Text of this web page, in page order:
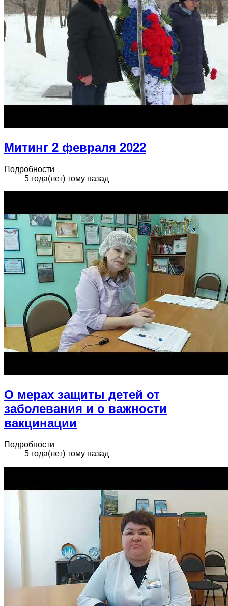
Митинг 2 февраля 2022
Подробности
5 года(лет) тому назад
О мерах защиты детей от
заболевания и о важности
вакцинации
Подробности
5 года(лет) тому назад